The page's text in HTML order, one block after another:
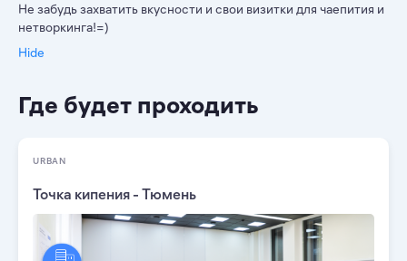
Не забудь захватить вкусности и свои визитки для чаепития и
нетворкинга!=)
Hide
Где будет проходить
URBAN
Точка кипения - Тюмень